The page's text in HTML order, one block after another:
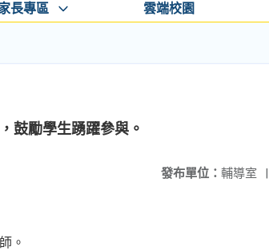
長專區 雲端校園
鼓勵學生踴躍參與。
發布單位： 輔導室 |
。